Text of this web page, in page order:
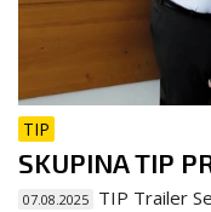
TIP
SKUPINA TIP
07.08.2025 TIP Trailer